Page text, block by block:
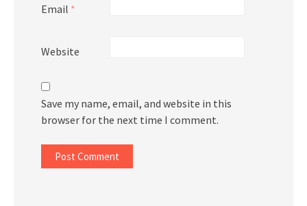
Email *
Website
Save my name, email, and website in this
browser for the next time I comment.